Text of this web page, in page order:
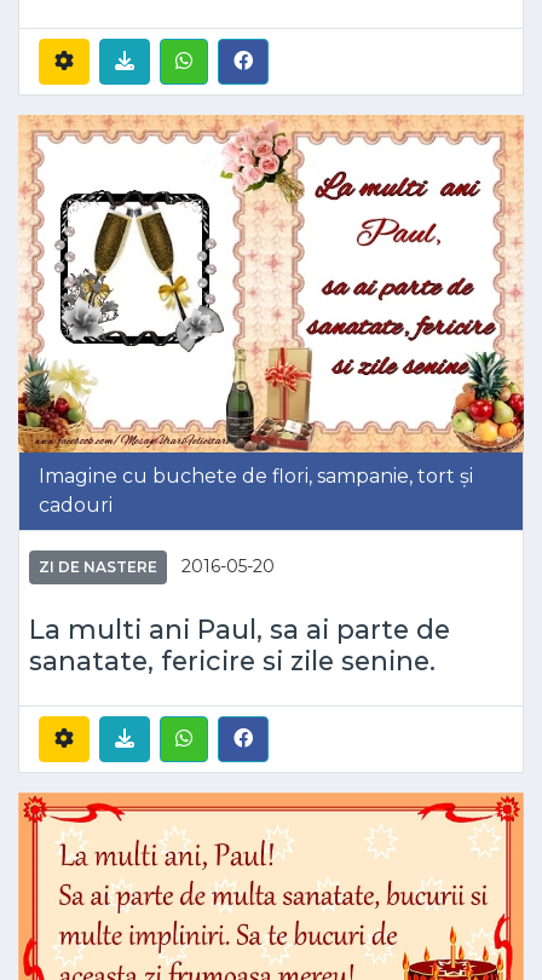
Imagine cu buchete de flori, sampanie, tort și
cadouri
ZI DE NASTERE 2016-05-20
La multi ani Paul, sa ai parte de
sanatate, fericire si zile senine.